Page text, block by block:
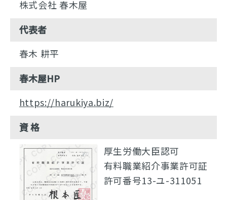
株式会社 春木屋
代表者
春木 耕平
春木屋HP
https://harukiya.biz/
資 格
厚生労働大臣認可
有料職業紹介事業許可証
許可番号13-ユ-311051